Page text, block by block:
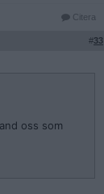
Citera
#33
oss som